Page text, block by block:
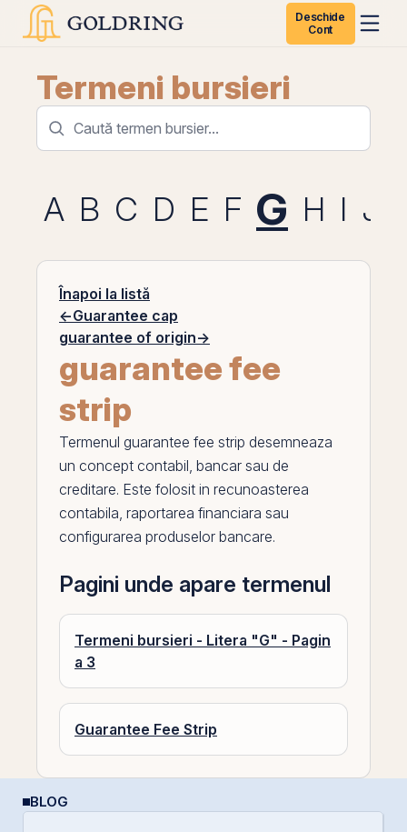
Deschide
Cont
Termeni bursieri
A B C D E F G H I J
Înapoi la listă
←Guarantee cap
guarantee of origin→
guarantee fee
strip
Termenul guarantee fee strip desemneaza
un concept contabil, bancar sau de
creditare. Este folosit in recunoasterea
contabila, raportarea financiara sau
configurarea produselor bancare.
Pagini unde apare termenul
Termeni bursieri - Litera "G" - Pagin
a 3
Guarantee Fee Strip
BLOG